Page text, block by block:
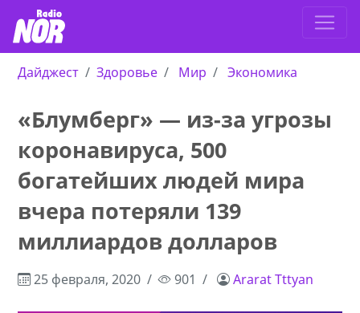
Дайджест Здоровье Мир Экономика
«Блумберг» — из-за угрозы
коронавируса, 500
богатейших людей мира
вчера потеряли 139
миллиардов долларов
25 февраля, 2020 901 Ararat Tttyan